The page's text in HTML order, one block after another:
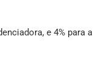
e 4% para a